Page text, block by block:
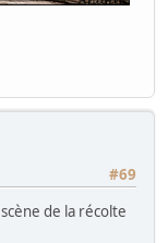
#69
de la récolte